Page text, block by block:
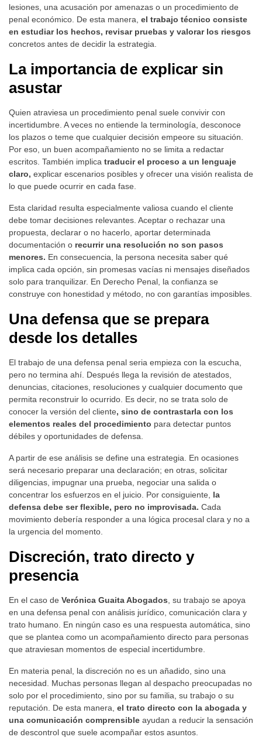
lesiones, una acusación por amenazas o un procedimiento de
penal económico. De esta manera, el trabajo técnico consiste
en estudiar los hechos, revisar pruebas y valorar los riesgos
concretos antes de decidir la estrategia.
La importancia de explicar sin
asustar
Quien atraviesa un procedimiento penal suele convivir con
incertidumbre. A veces no entiende la terminología, desconoce
los plazos o teme que cualquier decisión empeore su situación.
Por eso, un buen acompañamiento no se limita a redactar
escritos. También implica traducir el proceso a un lenguaje
claro, explicar escenarios posibles y ofrecer una visión realista de
lo que puede ocurrir en cada fase.
Esta claridad resulta especialmente valiosa cuando el cliente
debe tomar decisiones relevantes. Aceptar o rechazar una
propuesta, declarar o no hacerlo, aportar determinada
documentación o recurrir una resolución no son pasos
menores. En consecuencia, la persona necesita saber qué
implica cada opción, sin promesas vacías ni mensajes diseñados
solo para tranquilizar. En Derecho Penal, la confianza se
construye con honestidad y método, no con garantías imposibles.
Una defensa que se prepara
desde los detalles
El trabajo de una defensa penal seria empieza con la escucha,
pero no termina ahí. Después llega la revisión de atestados,
denuncias, citaciones, resoluciones y cualquier documento que
permita reconstruir lo ocurrido. Es decir, no se trata solo de
conocer la versión del cliente, sino de contrastarla con los
elementos reales del procedimiento para detectar puntos
débiles y oportunidades de defensa.
A partir de ese análisis se define una estrategia. En ocasiones
será necesario preparar una declaración; en otras, solicitar
diligencias, impugnar una prueba, negociar una salida o
concentrar los esfuerzos en el juicio. Por consiguiente, la
defensa debe ser flexible, pero no improvisada. Cada
movimiento debería responder a una lógica procesal clara y no a
la urgencia del momento.
Discreción, trato directo y
presencia
En el caso de Verónica Guaita Abogados , su trabajo se apoya
en una defensa penal con análisis jurídico, comunicación clara y
trato humano. En ningún caso es una respuesta automática, sino
que se plantea como un acompañamiento directo para personas
que atraviesan momentos de especial incertidumbre.
En materia penal, la discreción no es un añadido, sino una
necesidad. Muchas personas llegan al despacho preocupadas no
solo por el procedimiento, sino por su familia, su trabajo o su
reputación. De esta manera, el trato directo con la abogada y
una comunicación comprensible ayudan a reducir la sensación
de descontrol que suele acompañar estos asuntos.